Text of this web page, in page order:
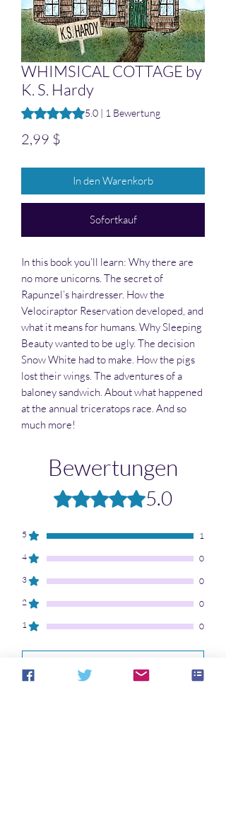
WHIMSICAL COTTAGE by
K. S. Hardy
Das Rating beträgt 5.0 von fünf
5.0 | 1 Bewertung
2,99 $
In den Warenkorb
Sofortkauf
In this book you’ll learn: Why there are
no more unicorns. The secret of
Rapunzel’s hairdresser. How the
Velociraptor Reservation developed, and
what it means for humans. Why Sleeping
Beauty wanted to be ugly. The decision
Snow White had to make. How the pigs
lost their wings. The adventures of a
baloney sandwich. About what happened
at the annual triceratops race. And so
much more!
Bewertungen
Mit 5 von 5 Sternen bewertet.
5.0
5
1
4
0
3
0
2
0
1
0